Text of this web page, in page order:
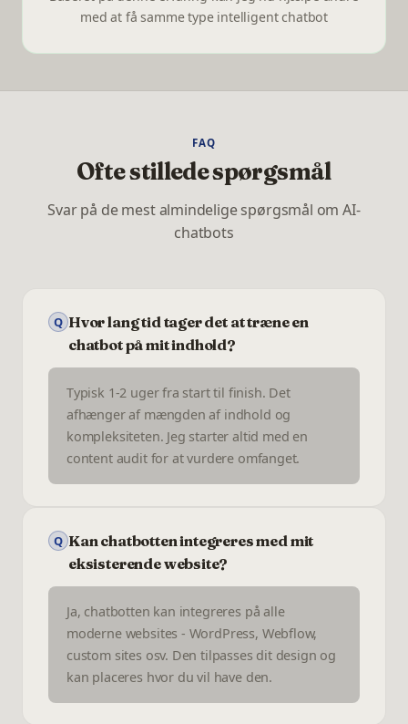
med at få samme type intelligent chatbot
FAQ
Ofte stillede spørgsmål
Svar på de mest almindelige spørgsmål om AI-
chatbots
Q Hvor lang tid tager det at træne en
chatbot på mit indhold?
Typisk 1-2 uger fra start til finish. Det
afhænger af mængden af indhold og
kompleksiteten. Jeg starter altid med en
content audit for at vurdere omfanget.
Q Kan chatbotten integreres med mit
eksisterende website?
Ja, chatbotten kan integreres på alle
moderne websites - WordPress, Webflow,
custom sites osv. Den tilpasses dit design og
kan placeres hvor du vil have den.